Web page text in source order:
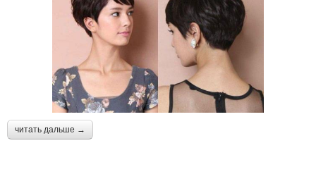
читать дальше →